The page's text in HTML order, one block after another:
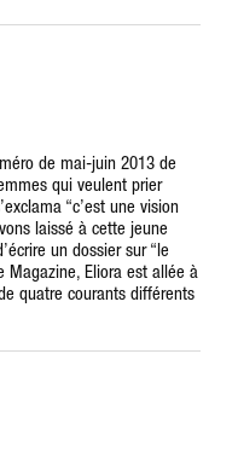
de mai-juin 2013 de
qui veulent prier
“c’est une vision
laissé à cette jeune
un dossier sur “le
Magazine, Eliora est allée à
quatre courants différents